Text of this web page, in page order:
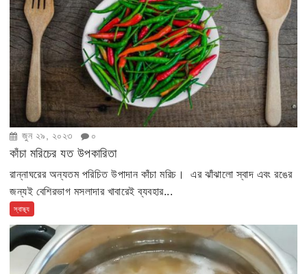
জুন ২৯, ২০২৩ ০
কাঁচা মরিচের যত উপকারিতা
রান্নাঘরের অন্যতম পরিচিত উপাদান কাঁচা মরিচ। এর ঝাঁঝালো স্বাদ এবং রঙের
জন্যই বেশিরভাগ মসলাদার খাবারেই ব্যবহার...
স্বাস্থ্য